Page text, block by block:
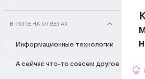
В ТОПЕ НА ОТВЕТАХ
Информационные технологии
А сейчас что-то совсем другое